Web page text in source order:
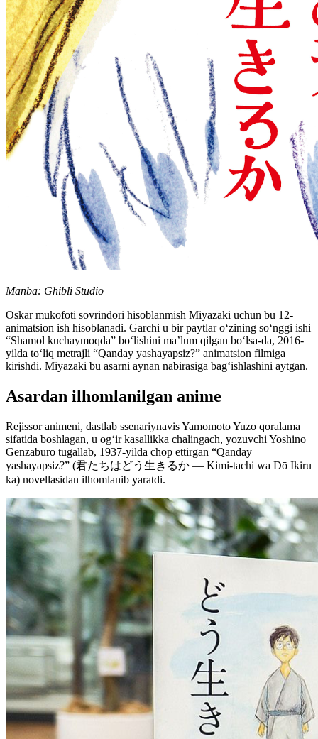
Manba: Ghibli Studio
Oskar mukofoti sovrindori hisoblanmish Miyazaki uchun bu 12-
animatsion ish hisoblanadi. Garchi u bir paytlar o‘zining so‘nggi ishi
“Shamol kuchaymoqda” bo‘lishini ma’lum qilgan bo‘lsa-da, 2016-
yilda to‘liq metrajli “Qanday yashayapsiz?” animatsion filmiga
kirishdi. Miyazaki bu asarni aynan nabirasiga bag‘ishlashini aytgan.
Asardan ilhomlanilgan anime
Rejissor animeni, dastlab ssenariynavis Yamomoto Yuzo qoralama
sifatida boshlagan, u og‘ir kasallikka chalingach, yozuvchi Yoshino
Genzaburo tugallab, 1937-yilda chop ettirgan “Qanday
yashayapsiz?” (君たちはどう生きるか — Kimi-tachi wa Dō Ikiru
ka) novellasidan ilhomlanib yaratdi.